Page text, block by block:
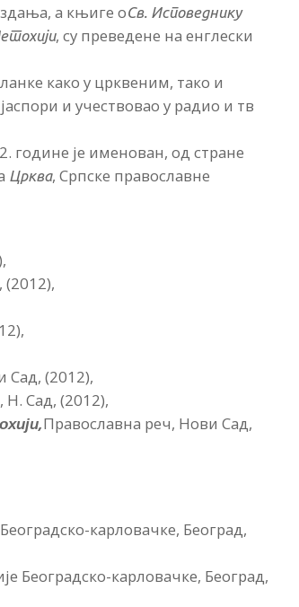
а књиге оСв. Исповеднику
, су преведене на енглески
како у црквеним, тако и
и учествовао у радио и тв
године је именован, од стране
Црква, Српске православне
Сад, (2012),
Н. Сад, (2012),
Православна реч, Нови Сад,
карловачке, Београд,
Београдско-карловачке, Београд,